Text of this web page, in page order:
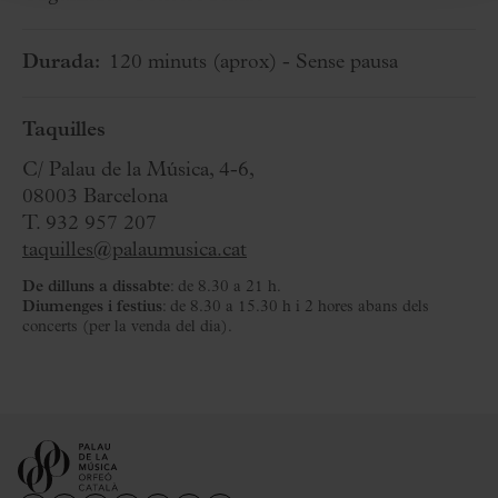
Durada: 120 minuts (aprox) - Sense pausa
Taquilles
C/ Palau de la Música, 4-6,
08003 Barcelona
T. 932 957 207
taquilles@palaumusica.cat
De dilluns a dissabte: de 8.30 a 21 h.
Diumenges i festius: de 8.30 a 15.30 h i 2 hores abans dels
concerts (per la venda del dia).